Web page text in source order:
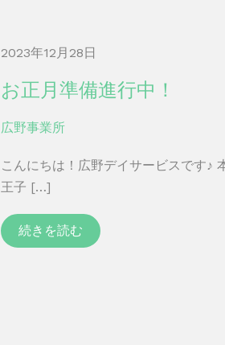
2023年12月28日
お正月準備進行中！
広野事業所
こんにちは！広野デイサービスです♪
王子 […]
続きを読む